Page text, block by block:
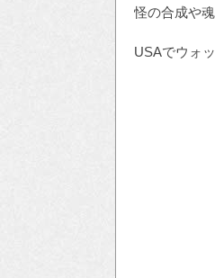
怪の合成や
USAでウォ